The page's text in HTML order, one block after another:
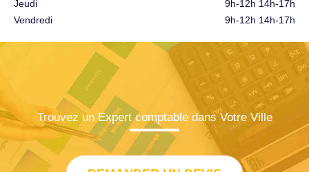
Jeudi
Vendredi
9h-12h 14h-17h
9h-12h 14h-17h
Trouvez un Expert comptable dans Votre Ville